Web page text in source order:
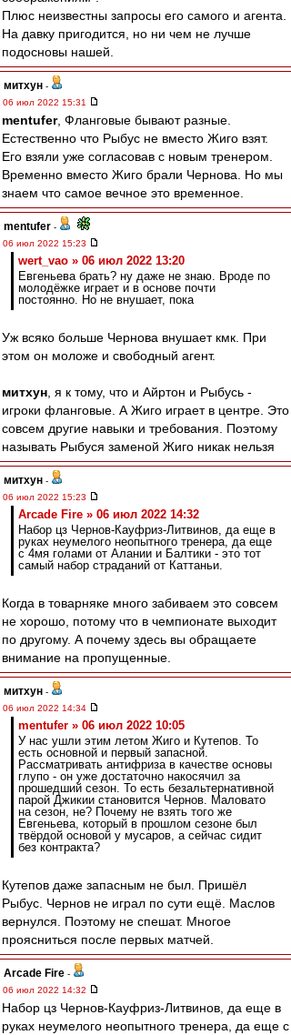
Плюс неизвестны запросы его самого и агента.
На давку пригодится, но ни чем не лучше
подосновы нашей.
митхун -
06 июл 2022 15:31
mentufer, Фланговые бывают разные.
Естественно что Рыбус не вместо Жиго взят.
Его взяли уже согласовав с новым тренером.
Временно вместо Жиго брали Чернова. Но мы
знаем что самое вечное это временное.
mentufer -
06 июл 2022 15:23
wert_vao » 06 июл 2022 13:20
Евгеньева брать? ну даже не знаю. Вроде по
молодёжке играет и в основе почти
постоянно. Но не внушает, пока
Уж всяко больше Чернова внушает кмк. При
этом он моложе и свободный агент.
митхун , я к тому, что и Айртон и Рыбусь -
игроки фланговые. А Жиго играет в центре. Это
совсем другие навыки и требования. Поэтому
называть Рыбуся заменой Жиго никак нельзя
митхун -
06 июл 2022 15:23
Arcade Fire » 06 июл 2022 14:32
Набор цз Чернов-Кауфриз-Литвинов, да еще в
руках неумелого неопытного тренера, да еще
с 4мя голами от Алании и Балтики - это тот
самый набор страданий от Каттаньи.
Когда в товарняке много забиваем это совсем
не хорошо, потому что в чемпионате выходит
по другому. А почему здесь вы обращаете
внимание на пропущенные.
митхун -
06 июл 2022 14:34
mentufer » 06 июл 2022 10:05
У нас ушли этим летом Жиго и Кутепов. То
есть основной и первый запасной.
Рассматривать антифриза в качестве основы
глупо - он уже достаточно накосячил за
прошедший сезон. То есть безальтернативной
парой Джикии становится Чернов. Маловато
на сезон, не? Почему не взять того же
Евгеньева, который в прошлом сезоне был
твёрдой основой у мусаров, а сейчас сидит
без контракта?
Кутепов даже запасным не был. Пришёл
Рыбус. Чернов не играл по сути ещё. Маслов
вернулся. Поэтому не спешат. Многое
проясниться после первых матчей.
Arcade Fire -
06 июл 2022 14:32
Набор цз Чернов-Кауфриз-Литвинов, да еще в
руках неумелого неопытного тренера, да еще с